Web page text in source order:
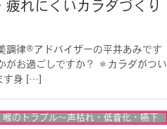
疲れにくいカラダづくり
調律®︎アドバイザーの平井あみです
お過ごしですか？ ＊カラダがつい
す身 […]
のトラブル〜声枯れ・低音化・嚥下